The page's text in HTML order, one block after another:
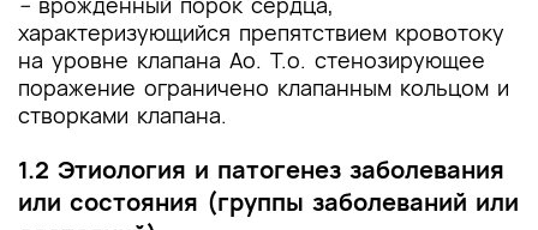
характеризующийся препятствием кровотоку
на уровне клапана Ао. Т.о. стенозирующее
поражение ограничено клапанным кольцом и
створками клапана.
1.2 Этиология и патогенез заболевания
или состояния (группы заболеваний или